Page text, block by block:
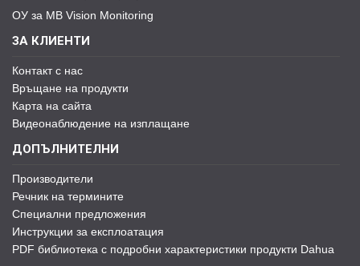
ОУ за MB Vision Monitoring
ЗА КЛИЕНТИ
Контакт с нас
Връщане на продукти
Карта на сайта
Видеонаблюдение на изплащане
ДОПЪЛНИТЕЛНИ
Производители
Речник на термините
Специални предложения
Инструкции за експлоатация
PDF библиотека с подробни характеристики продукти Dahua